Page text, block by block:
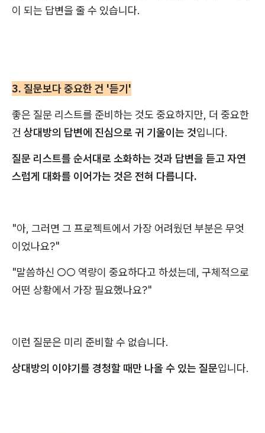
이 되는 답변을 줄 수 있습니다.
3. 질문보다 중요한 건 '듣기'
좋은 질문 리스트를 준비하는 것도 중요하지만, 더 중요한
건 상대방의 답변에 진심으로 귀 기울이는 것입니다.
질문 리스트를 순서대로 소화하는 것과 답변을 듣고 자연
스럽게 대화를 이어가는 것은 전혀 다릅니다.
"아, 그러면 그 프로젝트에서 가장 어려웠던 부분은 무엇
이었나요?"
"말씀하신 ○○ 역량이 중요하다고 하셨는데, 구체적으로
어떤 상황에서 가장 필요했나요?"
이런 질문은 미리 준비할 수 없습니다.
상대방의 이야기를 경청할 때만 나올 수 있는 질문입니다.